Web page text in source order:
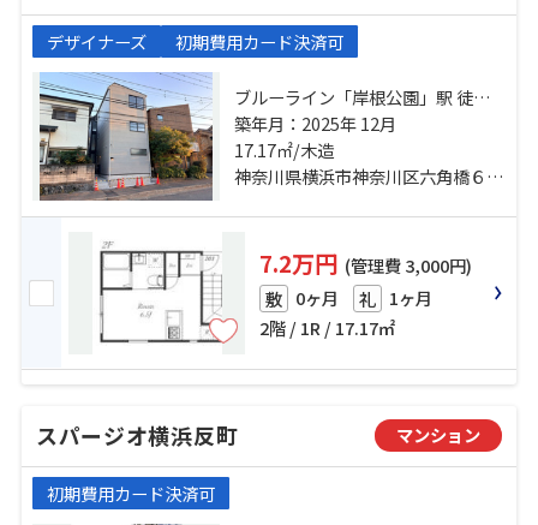
デザイナーズ 初期費用カード決済可
ブルーライン「岸根公園」駅 徒歩6
分 東急東横線「白楽」駅 徒歩20分
東急新横浜線「新横浜」駅 徒歩26
分
築年月：2025年 12月
17.17㎡/木造
神奈川県横浜市神奈川区六角橋６丁目
7.2万円 (管理費 3,000円)
敷 0ヶ月 礼 1ヶ月
2階 / 1R / 17.17㎡
スパージオ横浜反町 マンション
初期費用カード決済可